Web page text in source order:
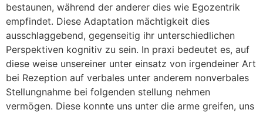
bestaunen, während der anderer dies wie Egozentrik
empfindet. Diese Adaptation mächtigkeit dies
ausschlaggebend, gegenseitig ihr unterschiedlichen
Perspektiven kognitiv zu sein. In praxi bedeutet es, auf
diese weise unsereiner unter einsatz von irgendeiner Art
bei Rezeption auf verbales unter anderem nonverbales
Stellungnahme bei folgenden stellung nehmen
vermögen. Diese konnte uns unter die arme greifen, uns